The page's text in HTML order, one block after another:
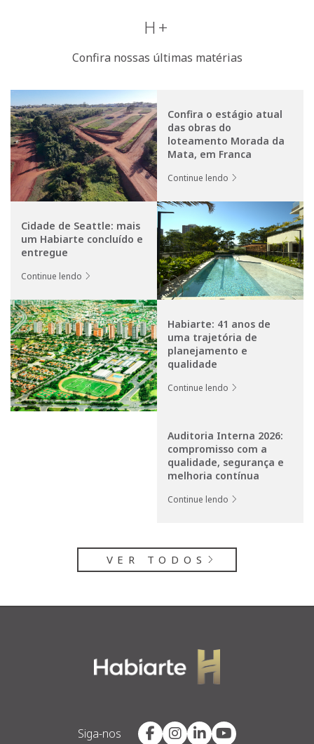
H+
Confira nossas últimas matérias
Confira o estágio atual
das obras do
loteamento Morada da
Mata, em Franca
Continue lendo
Cidade de Seattle: mais
um Habiarte concluído e
entregue
Continue lendo
Habiarte: 41 anos de
uma trajetória de
planejamento e
qualidade
Continue lendo
Auditoria Interna 2026:
compromisso com a
qualidade, segurança e
melhoria contínua
Continue lendo
VER TODOS
Siga-nos